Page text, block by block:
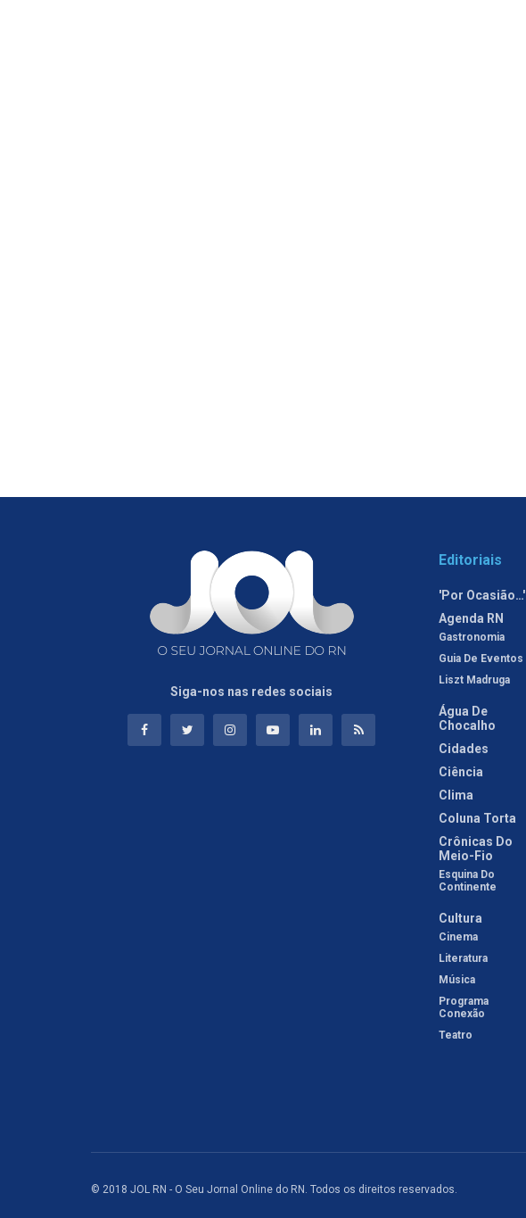
Siga-nos nas redes sociais
Editoriais
'Por Ocasião…'
Agenda RN
Gastronomia
Guia De Eventos
Liszt Madruga
Água De
Chocalho
Cidades
Ciência
Clima
Coluna Torta
Crônicas Do
Meio-Fio
Esquina Do
Continente
Cultura
Cinema
Literatura
Música
Programa
Conexão
Teatro
© 2018 JOL RN - O Seu Jornal Online do RN. Todos os direitos reservados.